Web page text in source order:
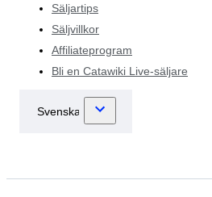
Säljartips
Säljvillkor
Affiliateprogram
Bli en Catawiki Live-säljare